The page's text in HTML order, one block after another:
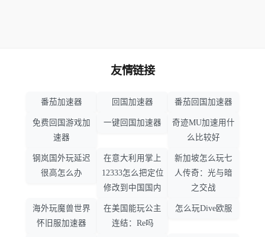
友情链接
番茄加速器 回国加速器 番茄回国加速器
免费回国游戏加
速器
一键回国加速器
奇迹MU加速用什
么比较好
钢岚国外玩延迟
很高怎么办
在意大利用掌上
12333怎么把定位
修改到中国国内
新加坡怎么玩七
人传奇：光与暗
之交战
海外玩魔兽世界
怀旧服加速器
在美国能玩公主
连结：Re吗
怎么玩Dive欧服